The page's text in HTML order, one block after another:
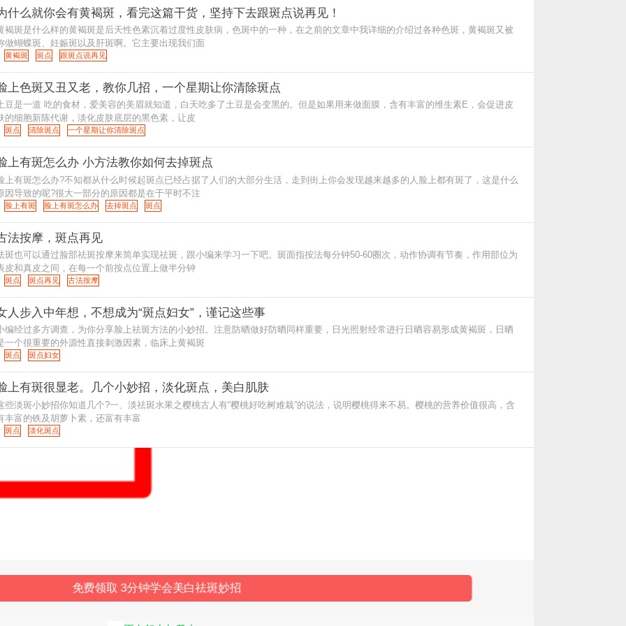
什么就你会有黄褐斑，看完这篇干货，坚持下去跟斑点说再见！
褐斑是什么样的黄褐斑是后天性色素沉着过度性皮肤病，色斑中的一种，在之前的文章中我详细的介绍过各种色斑，黄褐斑又被
做蝴蝶斑、妊娠斑以及肝斑啊。它主要出现我们面
黄褐斑 斑点 跟斑点说再见
上色斑又丑又老，教你几招，一个星期让你清除斑点
食材，爱美容的美眉就知道，白天吃多了土豆是会变黑的。但是如果用来做面膜，含有丰富的维生素E，会促进皮
的细胞新陈代谢，淡化皮肤底层的黑色素，让皮
斑点 清除斑点 一个星期让你清除斑点
上有斑怎么办 小方法教你如何去掉斑点
上有斑怎么办?不知都从什么时候起斑点已经占据了人们的大部分生活，走到街上你会发现越来越多的人脸上都有斑了，这是什么
因导致的呢?很大一部分的原因都是在于平时不注
脸上有斑 脸上有斑怎么办 去掉斑点 斑点
法按摩，斑点再见
斑也可以通过脸部祛斑按摩来简单实现祛斑，跟小编来学习一下吧。斑面指按法每分钟50-60圈次，动作协调有节奏，作用部位为
皮和真皮之间，在每一个前按点位置上做半分钟
斑点 斑点再见 古法按摩
人步入中年想，不想成为“斑点妇女”，谨记这些事
编经过多方调查，为你分享脸上祛斑方法的小妙招。注意防晒做好防晒同样重要，日光照射经常进行日晒容易形成黄褐斑，日晒
一个很重要的外源性直接刺激因素，临床上黄褐斑
斑点 斑点妇女
上有斑很显老。几个小妙招，淡化斑点，美白肌肤
些淡斑小妙招你知道几个?一、淡祛斑水果之樱桃古人有“樱桃好吃树难栽”的说法，说明樱桃得来不易。樱桃的营养价值很高，含
丰富的铁及胡萝卜素，还富有丰富
斑点 淡化斑点
免费领取 3分钟学会美白祛斑妙招